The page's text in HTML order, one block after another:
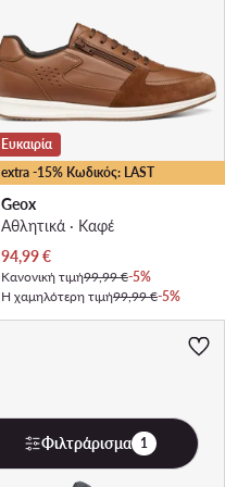
extra -15% Κωδικός: LAST
Ευκαιρία
Geox
Αθλητικά · Καφέ
Τρέχουσα τιμή
94,99€
Κανονική τιμή99,99 €-5%
Η χαμηλότερη τιμή99,99 €-5%
Φιλτράρισμα 1